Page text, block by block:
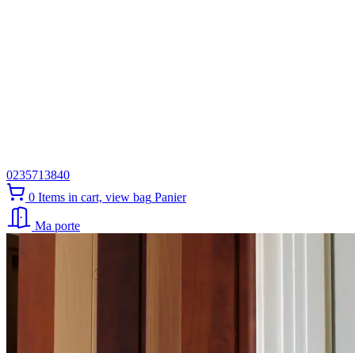
0235713840
0 Items in cart, view bag Panier
Ma porte